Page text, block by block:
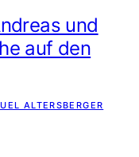
und
auf den
ALTERSBERGER